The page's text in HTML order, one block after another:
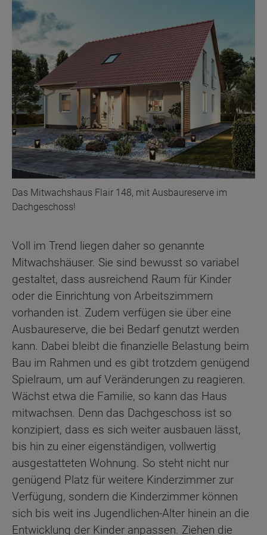
Das Mitwachshaus Flair 148, mit Ausbaureserve im
Dachgeschoss!
Voll im Trend liegen daher so genannte
Mitwachshäuser. Sie sind bewusst so variabel
gestaltet, dass ausreichend Raum für Kinder
oder die Einrichtung von Arbeitszimmern
vorhanden ist. Zudem verfügen sie über eine
Ausbaureserve, die bei Bedarf genutzt werden
kann. Dabei bleibt die finanzielle Belastung beim
Bau im Rahmen und es gibt trotzdem genügend
Spielraum, um auf Veränderungen zu reagieren.
Wächst etwa die Familie, so kann das Haus
mitwachsen. Denn das Dachgeschoss ist so
konzipiert, dass es sich weiter ausbauen lässt,
bis hin zu einer eigenständigen, vollwertig
ausgestatteten Wohnung. So steht nicht nur
genügend Platz für weitere Kinderzimmer zur
Verfügung, sondern die Kinderzimmer können
sich bis weit ins Jugendlichen-Alter hinein an die
Entwicklung der Kinder anpassen. Ziehen die